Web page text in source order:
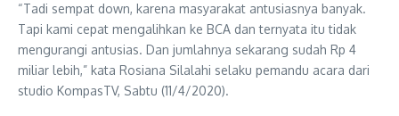
“Tadi sempat down, karena masyarakat antusiasnya banyak.
Tapi kami cepat mengalihkan ke BCA dan ternyata itu tidak
mengurangi antusias. Dan jumlahnya sekarang sudah Rp 4
miliar lebih,” kata Rosiana Silalahi selaku pemandu acara dari
studio KompasTV, Sabtu (11/4/2020).